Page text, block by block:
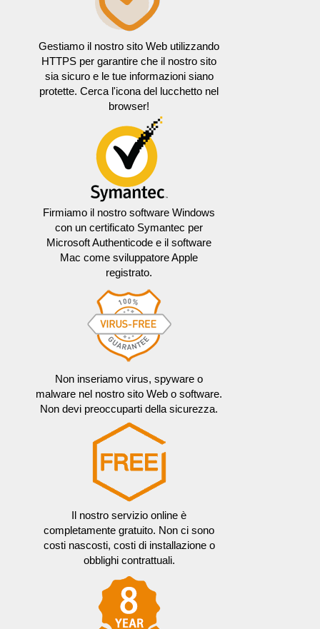
Gestiamo il nostro sito Web utilizzando
HTTPS per garantire che il nostro sito
sia sicuro e le tue informazioni siano
protette. Cerca l'icona del lucchetto nel
browser!
Firmiamo il nostro software Windows
con un certificato Symantec per
Microsoft Authenticode e il software
Mac come sviluppatore Apple
registrato.
Non inseriamo virus, spyware o
malware nel nostro sito Web o software.
Non devi preoccuparti della sicurezza.
Il nostro servizio online è
completamente gratuito. Non ci sono
costi nascosti, costi di installazione o
obblighi contrattuali.